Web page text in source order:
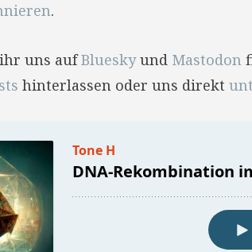
.
uns aufBlueskyund Mastodon
hinterlassen oder uns direkt